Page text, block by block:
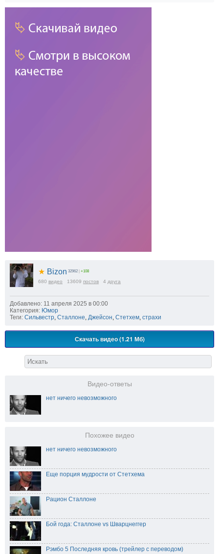
★ Bizon 32962 | +108
680 видео 13609 постов 4 друга
Добавлено: 11 апреля 2025 в 00:00
Категория: Юмор
Теги: Сильвестр Сталлоне Джейсон Стетхем страхи
Скачать видео (1.21 Мб)
Видео-ответы
нет ничего невозможного
Похожее видео
нет ничего невозможного
Еще порция мудрости от Стетхема
Рацион Сталлоне
Бой года: Сталлоне vs Шварцнеггер
Рэмбо 5 Последняя кровь (трейлер с переводом)